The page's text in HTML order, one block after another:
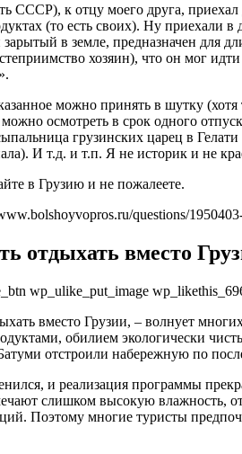
СССР), к отцу моего друга,
(то есть своих). Ну приехали в
в земле, предназначен для
хозяин), что он мог
можно принять в шутку
осмотреть в срок одного
грузинских царец в
И т.д. и т.п. Я не историк и не
в Грузию и не пожалеете.
questions/
отдыхать вместо
wp_ulike_put_image
вместо Грузии, – волнует
обилием экологически
отстроили набережную по
и реализация программы
слишком высокую влажность,
Поэтому многие туристы